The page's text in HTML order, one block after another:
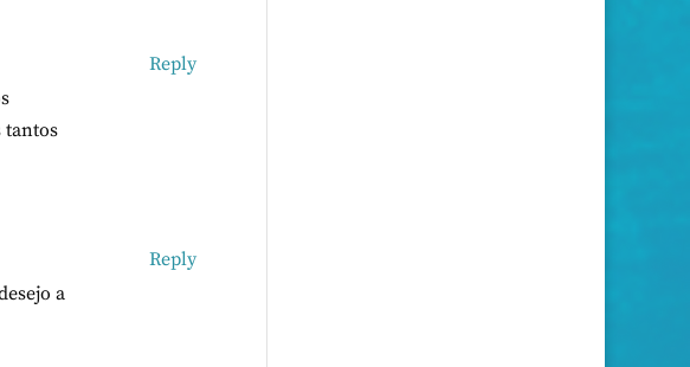
tantos
Reply
a
Reply